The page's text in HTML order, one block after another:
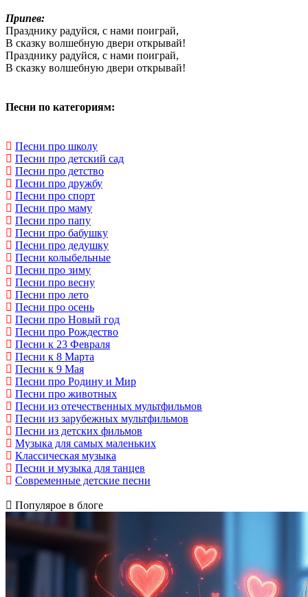
Припев:
Празднику радуйся, с нами поиграй,
В сказку волшебную двери открывай!
Празднику радуйся, с нами поиграй,
В сказку волшебную двери открывай!
Песни по категориям:
Песни про школу
Песни про детский сад
Песни про детство
Песни про дружбу
Песни про спорт
Песни про маму
Песни про папу
Песни про бабушку
Песни про дедушку
Песни колыбельные
Песни про зиму
Песни про весну
Песни про лето
Песни про осень
Песни про Новый год
Песни про Рождество
Песни к 23 Февраля
Песни к 8 Марта
Песни к 9 Мая
Песни про Родину и Мир
Песни про животных
Песни из отечественных мультфильмов
Песни из зарубежных мультфильмов
Песни из детских фильмов
Музыка для самых маленьких
Классическая музыка
Песни и музыка для танцев
Современные детские песни
Популярое в блоге